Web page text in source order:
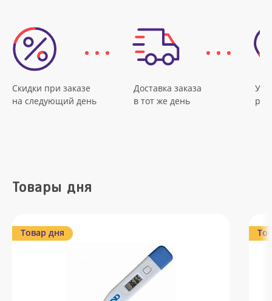
Скидки при заказе
на следующий день
Доставка заказа
в тот же день
Товары дня
Товар дня